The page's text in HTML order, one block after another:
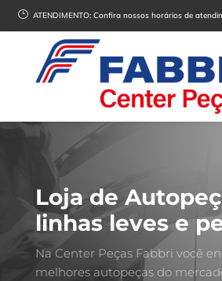
} ATENDIMENTO:Confira nossos horários de
Loja de
linhas leves e
Na Center Peças Fabbri você
melhores autopeças do